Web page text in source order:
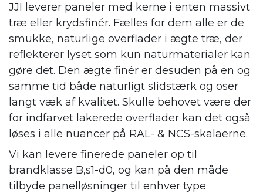
JJI leverer paneler med kerne i enten massivt
træ eller krydsfinér. Fælles for dem alle er de
smukke, naturlige overflader i ægte træ, der
reflekterer lyset som kun naturmaterialer kan
gøre det. Den ægte finér er desuden på en og
samme tid både naturligt slidstærk og oser
langt væk af kvalitet. Skulle behovet være der
for indfarvet lakerede overflader kan det også
løses i alle nuancer på RAL- & NCS-skalaerne.
Vi kan levere finerede paneler op til
brandklasse B,s1-d0, og kan på den måde
tilbyde panelløsninger til enhver type